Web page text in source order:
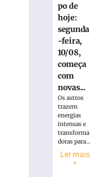
po de
hoje:
segunda
-feira,
10/08,
começa
com
novas...
Os astros
trazem
energias
intensas e
transforma
doras para...
Ler mais
»